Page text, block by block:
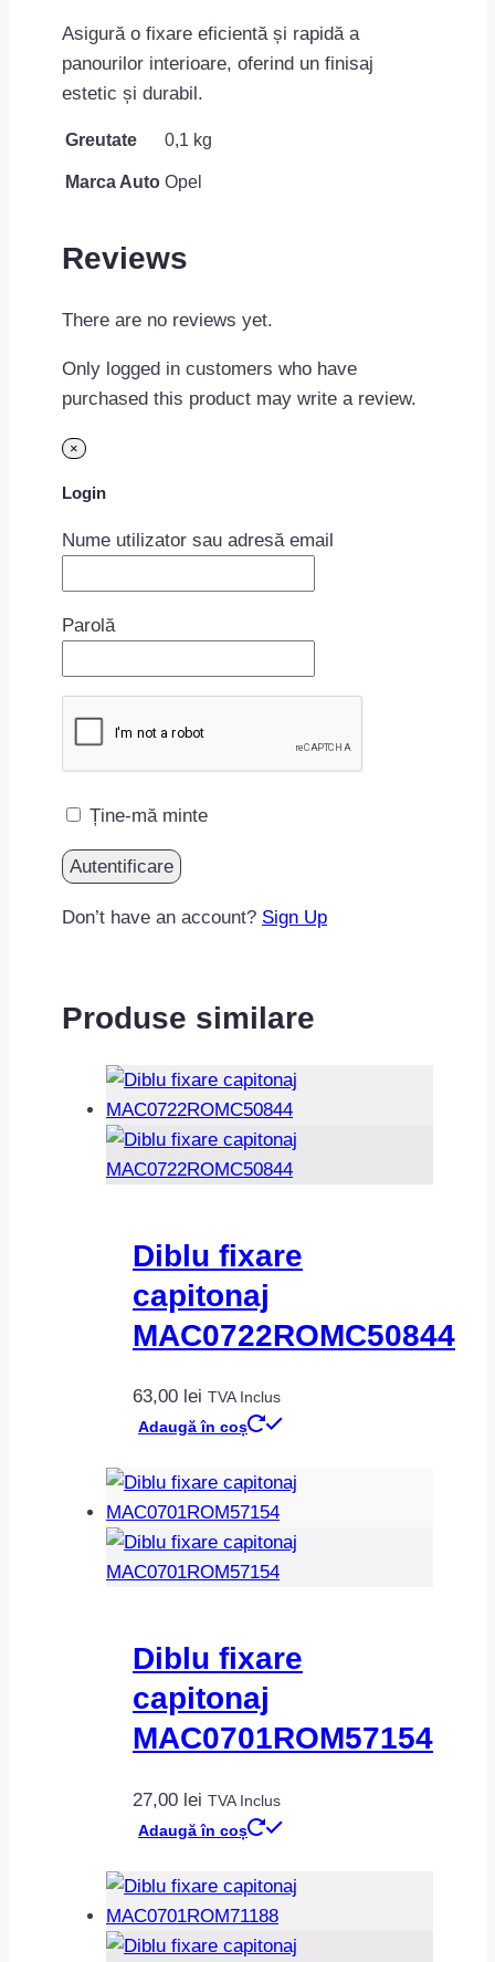
Asigură o fixare eficientă și rapidă a
panourilor interioare, oferind un finisaj
estetic și durabil.
Greutate 0,1 kg
Marca Auto Opel
Reviews
There are no reviews yet.
Only logged in customers who have
purchased this product may write a review.
×
Login
Nume utilizator sau adresă email
Parolă
Ține-mă minte
Don’t have an account? Sign Up
Produse similare
Diblu fixare
capitonaj
MAC0722ROMC50844
63,00 lei TVA Inclus
Adaugă în coș
Diblu fixare
capitonaj
MAC0701ROM57154
27,00 lei TVA Inclus
Adaugă în coș